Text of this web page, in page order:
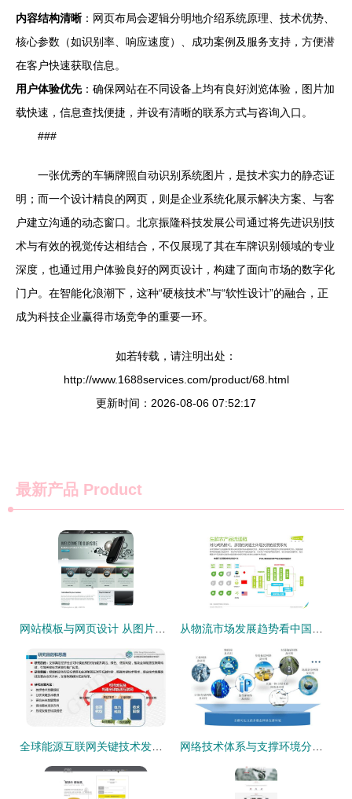
内容结构清晰：网页布局会逻辑分明地介绍系统原理、技术优势、
核心参数（如识别率、响应速度）、成功案例及服务支持，方便潜
在客户快速获取信息。
用户体验优先：确保网站在不同设备上均有良好浏览体验，图片加
载快速，信息查找便捷，并设有清晰的联系方式与咨询入口。
###
一张优秀的车辆牌照自动识别系统图片，是技术实力的静态证
明；而一个设计精良的网页，则是企业系统化展示解决方案、与客
户建立沟通的动态窗口。北京振隆科技发展公司通过将先进识别技
术与有效的视觉传达相结合，不仅展现了其在车牌识别领域的专业
深度，也通过用户体验良好的网页设计，构建了面向市场的数字化
门户。在智能化浪潮下，这种“硬核技术”与“软性设计”的融合，正
成为科技企业赢得市场竞争的重要一环。
如若转载，请注明出处：
http://www.1688services.com/product/68.html
更新时间：2026-08-06 07:52:17
最新产品 Product